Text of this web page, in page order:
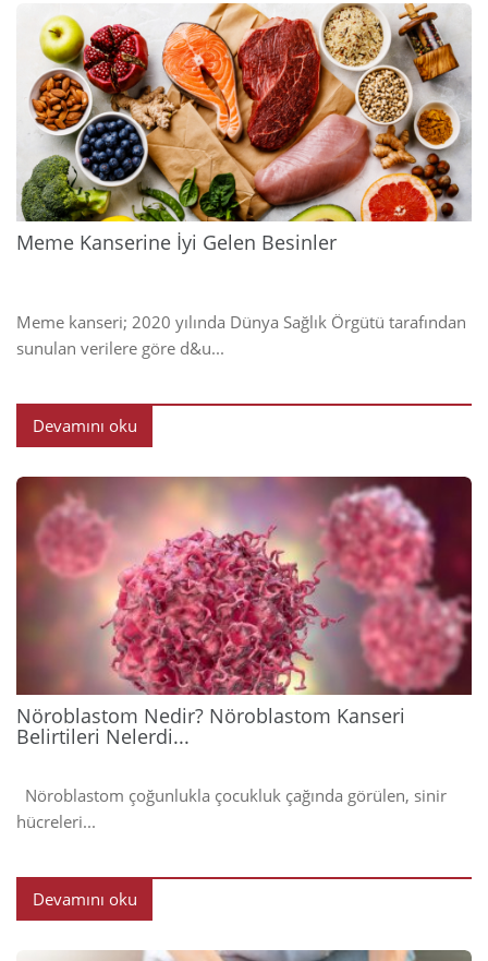
2024
Meme Kanserine İyi Gelen Besinler
Meme kanseri; 2020 yılında Dünya Sağlık Örgütü tarafından
sunulan verilere göre d&u...
Devamını oku
2024
Nöroblastom Nedir? Nöroblastom Kanseri
Belirtileri Nelerdi...
Nöroblastom çoğunlukla çocukluk çağında görülen, sinir
hücreleri...
Devamını oku